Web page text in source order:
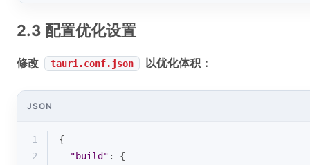
2.3 配置优化设置
修改 tauri.conf.json 以优化体积：
JSON
1
{
2
"build" : {